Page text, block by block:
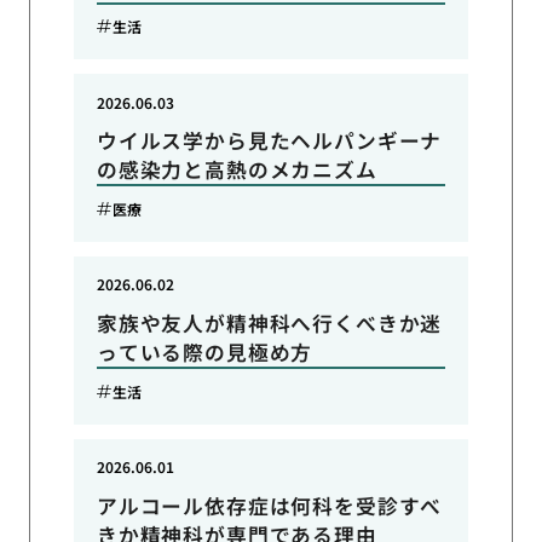
生活
ウイルス学から見たヘルパンギーナ
の感染力と高熱のメカニズム
2026.06.03
医療
家族や友人が精神科へ行くべきか迷
っている際の見極め方
2026.06.02
生活
アルコール依存症は何科を受診すべ
きか精神科が専門である理由
2026.06.01